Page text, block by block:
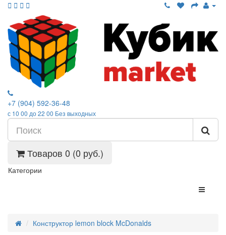
+7 (904) 592-36-48
с 10 00 до 22 00 Без выходных
Товаров 0 (0 руб.)
Категории
Конструктор lemon block McDonalds